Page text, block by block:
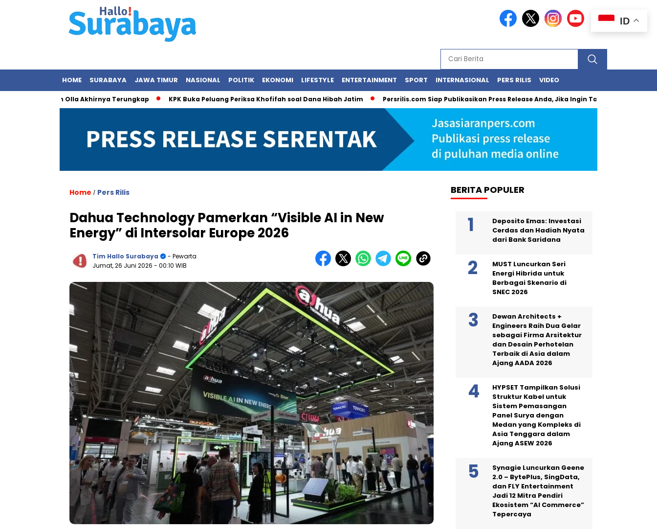
HOME SURABAYA JAWA TIMUR NASIONAL POLITIK EKONOMI LIFESTYLE ENTERTAINMENT SPORT INTERNASIONAL PERS RILIS VIDEO
dengan Olla Akhirnya Terungkap KPK Buka Peluang Periksa Khofifah soal Dana Hibah Jatim Persrilis.com Siap Publikasikan Press Release Anda, Jika Ingin Tampil di Media Ekonomi
Home / Pers Rilis
Dahua Technology Pamerkan “Visible AI in New
Energy” di Intersolar Europe 2026
Tim Hallo Surabaya
- Pewarta
Jumat, 26 Juni 2026 - 00:10 WIB
BERITA POPULER
Deposito Emas: Investasi
Cerdas dan Hadiah Nyata
dari Bank Saridana
MUST Luncurkan Seri
Energi Hibrida untuk
Berbagai Skenario di
SNEC 2026
Dewan Architects +
Engineers Raih Dua Gelar
sebagai Firma Arsitektur
dan Desain Perhotelan
Terbaik di Asia dalam
Ajang AADA 2026
HYPSET Tampilkan Solusi
Struktur Kabel untuk
Sistem Pemasangan
Panel Surya dengan
Medan yang Kompleks di
Asia Tenggara dalam
Ajang ASEW 2026
Synagie Luncurkan Geene
2.0 – BytePlus, SingData,
dan FLY Entertainment
Jadi 12 Mitra Pendiri
Ekosistem “AI Commerce”
Tepercaya
ID